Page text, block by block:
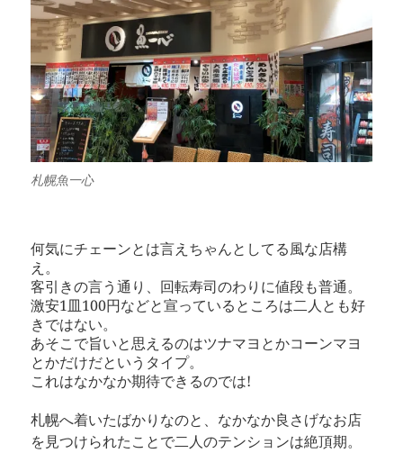
札幌魚一心
何気にチェーンとは言えちゃんとしてる風な店構
え。
客引きの言う通り、回転寿司のわりに値段も普通。
激安1皿100円などと宣っているところは二人とも好
きではない。
あそこで旨いと思えるのはツナマヨとかコーンマヨ
とかだけだというタイプ。
これはなかなか期待できるのでは!
札幌へ着いたばかりなのと、なかなか良さげなお店
を見つけられたことで二人のテンションは絶頂期。